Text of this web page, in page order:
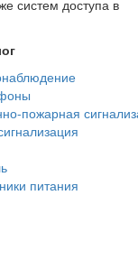
систем доступа в
пожарная
питания